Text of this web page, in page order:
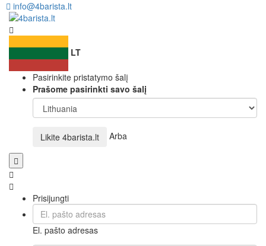
info@4barista.lt
LT
Pasirinkite pristatymo šalį
Prašome pasirinkti savo šalį
Likite 4barista.lt Arba
Prisijungti
El. pašto adresas